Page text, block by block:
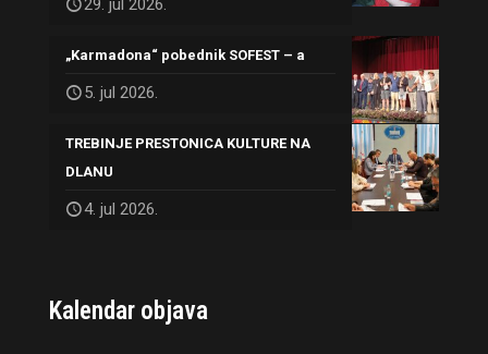
„Karmadona“ pobednik SOFEST – a
5. jul 2026.
TREBINJE PRESTONICA KULTURE NA
DLANU
4. jul 2026.
Kalendar objava